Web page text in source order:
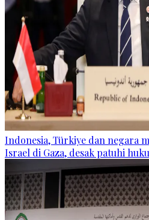
Indonesia, Türkiye dan negara
Israel di Gaza, desak patuhi